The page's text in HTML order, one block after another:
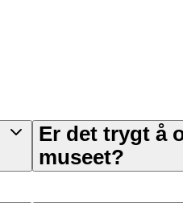
Er det trygt å
museet?